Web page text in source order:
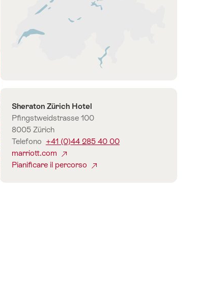
Regione
Contatto
Sheraton Zürich Hotel
Pfingstweidstrasse 100
8005 Zürich
Telefono +41 (0)44 285 40 00
marriott.com
Pianificare il percorso